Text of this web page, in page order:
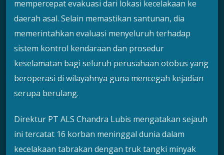
mempercepat evakuasi dari lokasi kecelakaan ke
daerah asal. Selain memastikan santunan, dia
memerintahkan evaluasi menyeluruh terhadap
sistem kontrol kendaraan dan prosedur
keselamatan bagi seluruh perusahaan otobus yang
beroperasi di wilayahnya guna mencegah kejadian
serupa berulang.
Direktur PT ALS Chandra Lubis mengatakan sejauh
ini tercatat 16 korban meninggal dunia dalam
kecelakaan tabrakan dengan truk tangki minyak